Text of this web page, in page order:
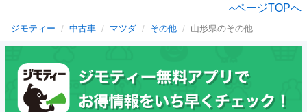
ページTOPへ
ジモティー 中古車 マツダ その他 山形県のその他